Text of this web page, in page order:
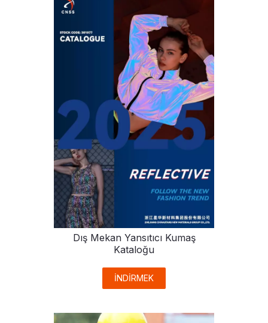
Dış Mekan Yansıtıcı Kumaş
Kataloğu
İNDİRMEK